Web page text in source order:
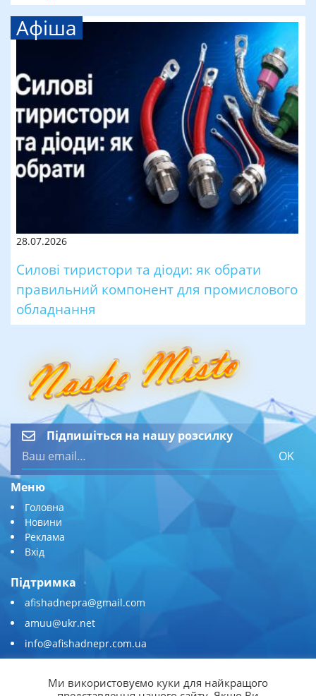
Афіша
28.07.2026
Силові тиристори та діоди: як обрати
правильний компонент для промислового
обладнання
Підпишіться на нашу розсилку
OK
Меню
Головна
Новини
Реклама
Вхід
Підтримка
afishadnepra@gmail.com
amuu@ukr.net
info@afishadnepr.com.ua
Ми використовуємо куки для найкращого